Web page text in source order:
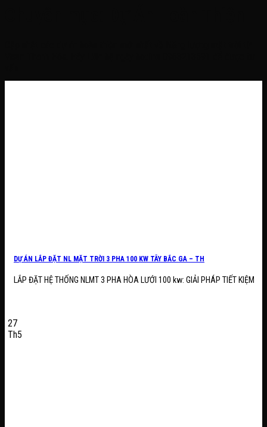
DỰ ÁN LẮP ĐẶT NL MẶT TRỜI 3 PHA 100 KW TÂY BẮC GA – TH
LẮP ĐẶT HỆ THỐNG NLMT 3 PHA HÒA LƯỚI 100 kw: GIẢI PHÁP TIẾT KIỆM
27
Th5